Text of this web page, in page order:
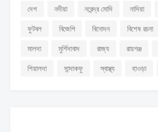
দেশ
নদীয়া নরেন্দ্র মোদি নাদিয়া
ফুটবল
বিজেপি বিনোদন বিশেষ রচনা
মালদা
মুর্শিদাবাদ রাজ্য রায়গঞ্জ
শিয়ালদা
সান্দাকফু স্বাস্থ্য হাওড়া